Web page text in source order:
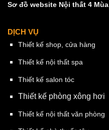
Sơ đồ website Nội thất 4 Mùa
DỊCH VỤ
Thiết kế shop, cửa hàng
Thiết kế nội thất spa
Thiết kế salon tóc
Thiết kế phòng xông hơi
Thiết kế nội thất văn phòng